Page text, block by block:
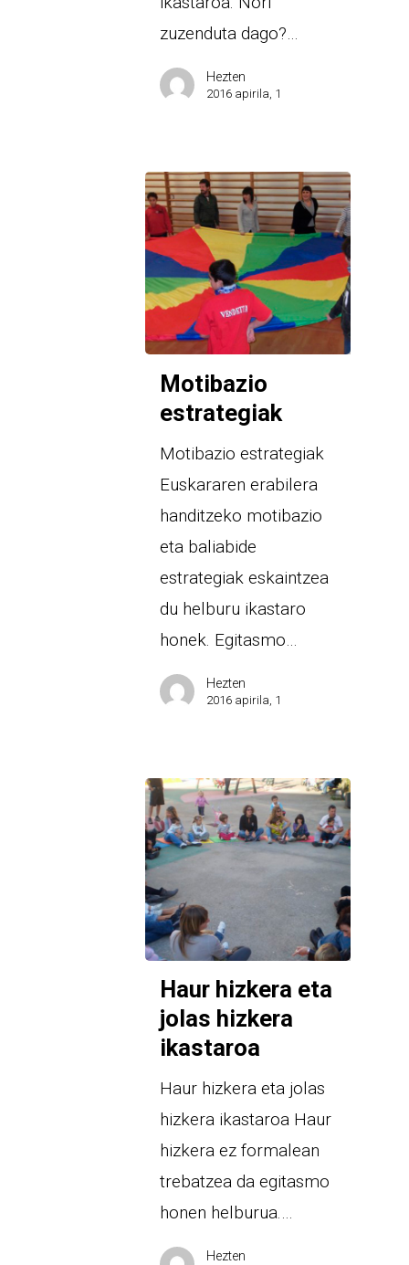
zuzenduta dago?…
Hezten
2016 apirila, 1
Motibazio
estrategiak
Motibazio estrategiak
Euskararen erabilera
handitzeko motibazio
eta baliabide
estrategiak eskaintzea
du helburu ikastaro
honek. Egitasmo…
Hezten
2016 apirila, 1
Haur hizkera eta
jolas hizkera
ikastaroa
Haur hizkera eta jolas
hizkera ikastaroa Haur
hizkera ez formalean
trebatzea da egitasmo
honen helburua.…
Hezten